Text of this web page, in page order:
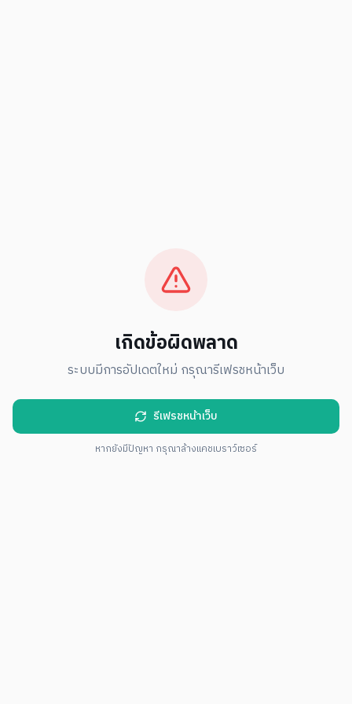
เกิดข้อผิดพลาด
ระบบมีการอัปเดตใหม่ กรุณารีเฟรชหน้าเว็บ
รีเฟรชหน้าเว็บ
หากยังมีปัญหา กรุณาล้างแคชเบราว์เซอร์